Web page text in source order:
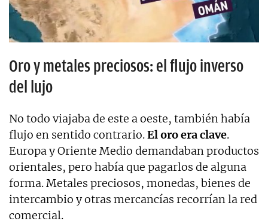
Oro y metales preciosos: el flujo inverso
del lujo
No todo viajaba de este a oeste, también había
flujo en sentido contrario.El oro era clave.
Europa y Oriente Medio demandaban productos
orientales, pero había que pagarlos de alguna
forma. Metales preciosos, monedas, bienes de
intercambio y otras mercancías recorrían la red
comercial.